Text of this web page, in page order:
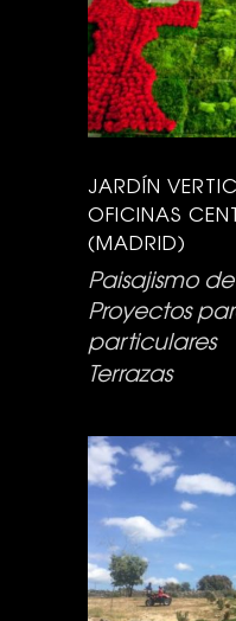
JARDÍN
OFICINAS
(MADRID)
Paisajismo
Proyectos
particulares
Terrazas